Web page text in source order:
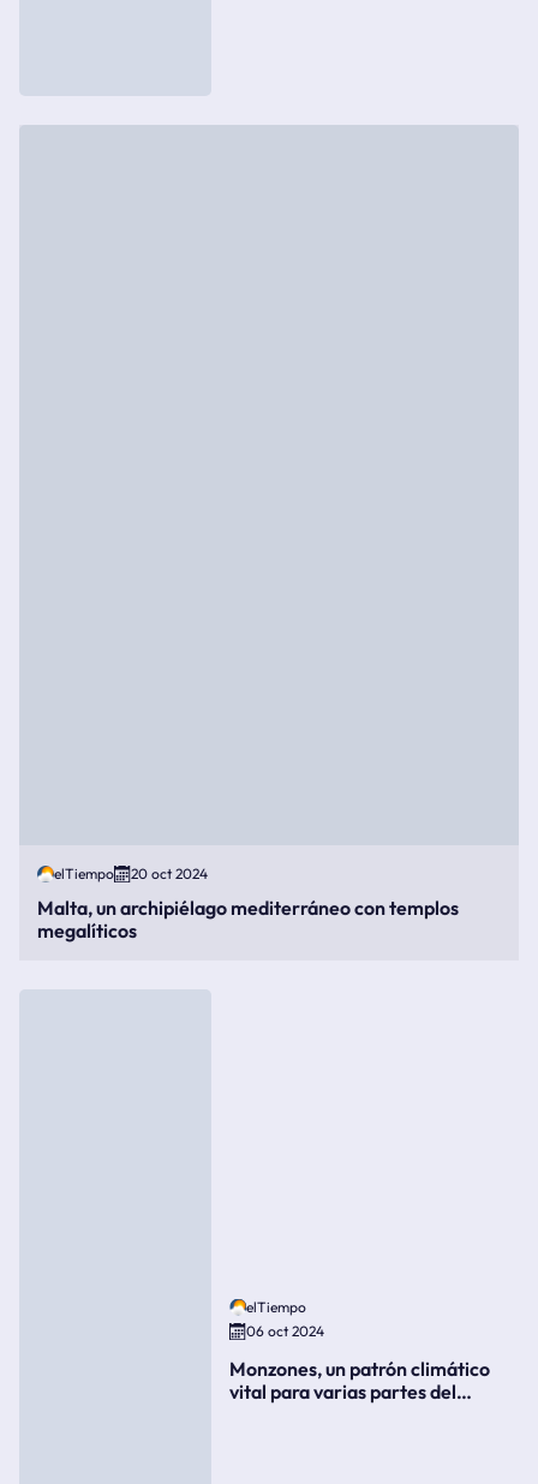
elTiempo 20 oct 2024
Malta, un archipiélago mediterráneo con templos
megalíticos
elTiempo
06 oct 2024
Monzones, un patrón climático
vital para varias partes del